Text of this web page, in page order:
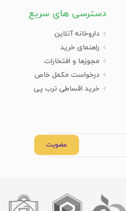
دسترسی های سریع
داروخانه آنلاین
راهنمای خرید
مجوزها و افتخارات
درخواست مکمل خاص
خرید اقساطی ترب پی
عضویت